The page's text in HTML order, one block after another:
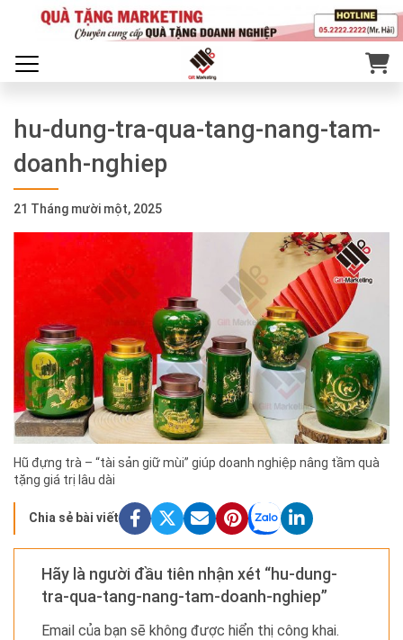
hu-dung-tra-qua-tang-nang-tam-
doanh-nghiep
21 Tháng mười một, 2025
Hũ đựng trà – “tài sản giữ mùi” giúp doanh nghiệp nâng tầm quà
tặng giá trị lâu dài
Chia sẻ bài viết
Hãy là người đầu tiên nhận xét “hu-dung-
tra-qua-tang-nang-tam-doanh-nghiep”
Email của bạn sẽ không được hiển thị công khai.